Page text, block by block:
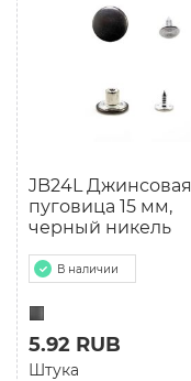
JB24L Джинсовая
пуговица 15 мм,
черный никель
В наличии
5.92 RUB
Штука